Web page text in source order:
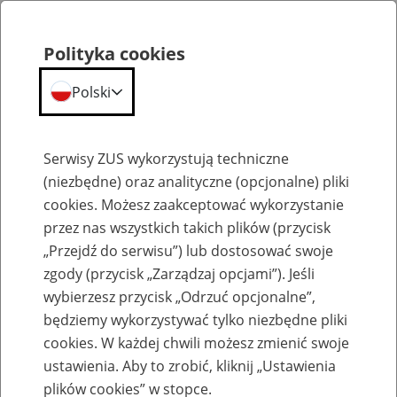
Aktualności
Inne
czerwca
2022
Polityka cookies
Polski
Serwisy ZUS wykorzystują techniczne
(niezbędne) oraz analityczne (opcjonalne) pliki
cookies. Możesz zaakceptować wykorzystanie
przez nas wszystkich takich plików (przycisk
„Przejdź do serwisu”) lub dostosować swoje
zgody (przycisk „Zarządzaj opcjami”). Jeśli
wybierzesz przycisk „Odrzuć opcjonalne”,
będziemy wykorzystywać tylko niezbędne pliki
cookies. W każdej chwili możesz zmienić swoje
ustawienia. Aby to zrobić, kliknij „Ustawienia
plików cookies” w stopce.